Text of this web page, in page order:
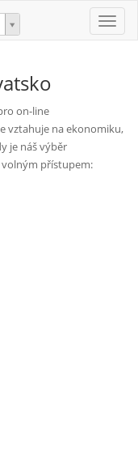
Toggle
on-line
vztahuje na ekonomiku,
je náš výběr
volným přístupem: